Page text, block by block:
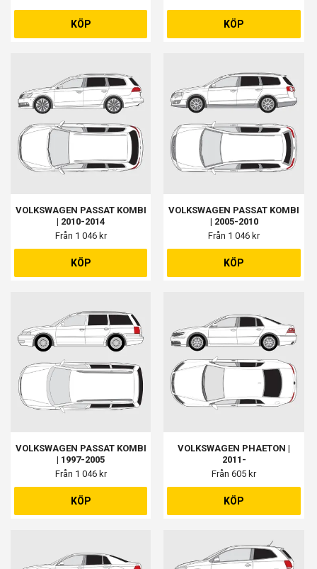
KÖP KÖP
VOLKSWAGEN PASSAT KOMBI
| 2010-2014
Från 1 046 kr
KÖP
VOLKSWAGEN PASSAT KOMBI
| 2005-2010
Från 1 046 kr
KÖP
VOLKSWAGEN PASSAT KOMBI
| 1997-2005
Från 1 046 kr
KÖP
VOLKSWAGEN PHAETON |
2011-
Från 605 kr
KÖP